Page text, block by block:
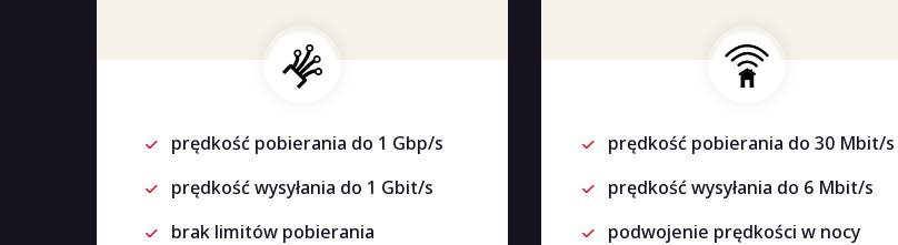
prędkość pobierania do 1 Gbp/s
prędkość wysyłania do 1 Gbit/s
brak limitów pobierania
prędkość pobierania do 30 Mbit/s
prędkość wysyłania do 6 Mbit/s
podwojenie prędkości w nocy